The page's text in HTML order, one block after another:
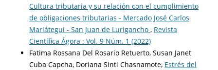
Cultura tributaria y su relación con el cumplimiento
de obligaciones tributarias - Mercado José Carlos
Mariátegui - San Juan de Lurigancho , Revista
Científica Ágora : Vol. 9 Núm. 1 (2022)
Fatima Rossana Del Rosario Retuerto, Susan Janet
Cuba Capcha, Doriana Sinti Chasnamote, Estrés del